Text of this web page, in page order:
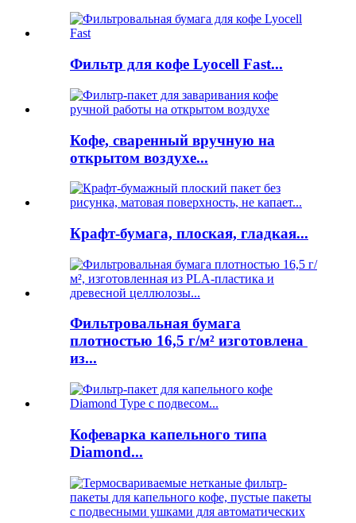
Фильтр для кофе Lyocell Fast...
Кофе, сваренный вручную на
открытом воздухе...
Крафт-бумага, плоская, гладкая...
Фильтровальная бумага
плотностью 16,5 г/м² изготовлена ​​
из...
Кофеварка капельного типа
Diamond...